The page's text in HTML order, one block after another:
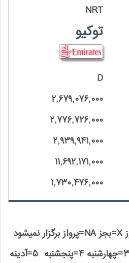
NRT
توکیو
D
2,679,076,000
2,776,726,000
2,939,941,000
11,692,171,000
1,730,476,000
روزهای پروازی : D=هرروز X=بجز NA=پرواز برگزار نمیشود
1=دوشنبه 2=سه شنبه 3=چهارشنبه 4=پنجشنبه 5=آدینه